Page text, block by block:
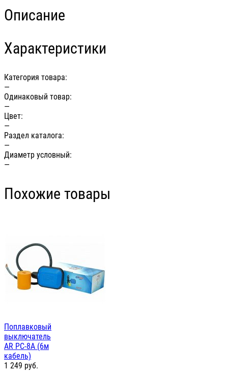
Описание
Характеристики
Категория товара:
—
Одинаковый товар:
—
Цвет:
—
Раздел каталога:
—
Диаметр условный:
—
Похожие товары
Поплавковый
выключатель
AR PC-8A (6м
кабель)
1 249 руб.